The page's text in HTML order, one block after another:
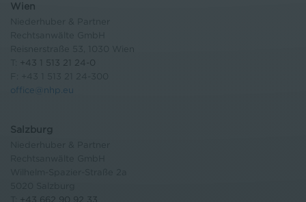
Wien
+43 1 513 21 24-0
office@nhp.eu
Salzburg
+43 662 90 92 33